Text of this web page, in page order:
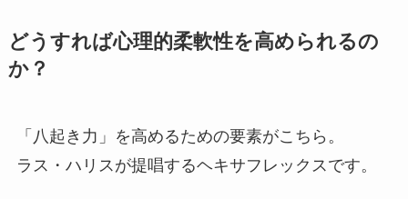
どうすれば心理的柔軟性を高められるの
か？
「八起き力」を高めるための要素がこちら。
ラス・ハリスが提唱するヘキサフレックスです。